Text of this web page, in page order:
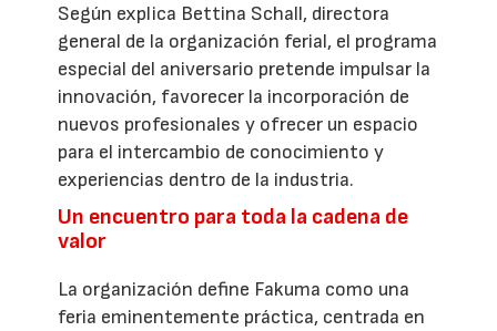
Según explica Bettina Schall, directora
general de la organización ferial, el programa
especial del aniversario pretende impulsar la
innovación, favorecer la incorporación de
nuevos profesionales y ofrecer un espacio
para el intercambio de conocimiento y
experiencias dentro de la industria.
Un encuentro para toda la cadena de
valor
La organización define Fakuma como una
feria eminentemente práctica, centrada en